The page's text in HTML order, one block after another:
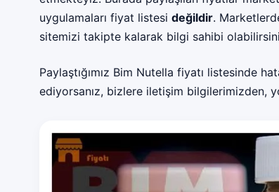
uygulamaları fiyat listesi değildir.
sitemizi takipte kalarak bilgi sahibi
Paylaştığımız Bim Nutella fiyatı listesinde
ediyorsanız, bizlere iletişim bilgilerimizden,